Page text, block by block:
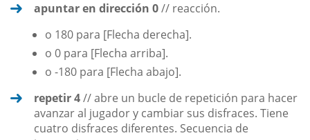
apuntar en dirección 0// reacción.
o 180 para [Flecha derecha].
o 0 para [Flecha arriba].
o -180 para [Flecha abajo].
repetir 4// abre un bucle de repetición para hacer
avanzar al jugador y cambiar sus disfraces. Tiene
cuatro disfraces diferentes. Secuencia de